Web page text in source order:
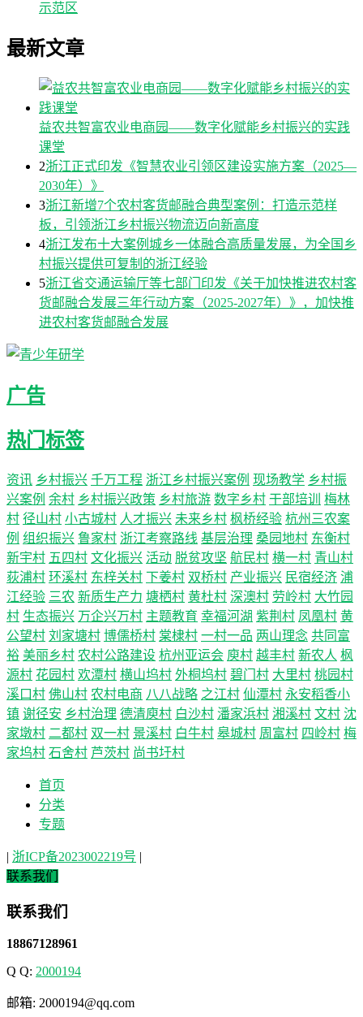
示范区
最新文章
益农共智富农业电商园——数字化赋能乡村振兴的实践
课堂
2浙江正式印发《智慧农业引领区建设实施方案（2025—
2030年）》
3浙江新增7个农村客货邮融合典型案例：打造示范样
板，引领浙江乡村振兴物流迈向新高度
4浙江发布十大案例城乡一体融合高质量发展，为全国乡
村振兴提供可复制的浙江经验
5浙江省交通运输厅等七部门印发《关于加快推进农村客
货邮融合发展三年行动方案（2025-2027年）》，加快推
进农村客货邮融合发展
广告
热门标签
资讯 乡村振兴 千万工程 浙江乡村振兴案例 现场教学 乡村振
兴案例 余村 乡村振兴政策 乡村旅游 数字乡村 干部培训
梅林
村 径山村 小古城村 人才振兴 未来乡村 枫桥经验 杭州三农案
例 组织振兴 鲁家村 浙江考察路线 基层治理 桑园地村 东衡村
新宇村 五四村 文化振兴 活动 脱贫攻坚 航民村 横一村 青山村
荻浦村 环溪村 东梓关村 下姜村 双桥村 产业振兴 民宿经济 浦
江经验 三农 新质生产力 塘栖村 黄杜村 深澳村 劳岭村 大竹园
村 生态振兴 万企兴万村 主题教育 幸福河湖 紫荆村 凤凰村 黄
公望村 刘家塘村 博儒桥村 棠棣村 一村一品 两山理念 共同富
裕 美丽乡村 农村公路建设 杭州亚运会 庾村 越丰村 新农人 枫
源村 花园村 欢潭村 横山坞村 外桐坞村 碧门村 大里村 桃园村
溪口村 佛山村 农村电商 八八战略 之江村 仙潭村 永安稻香小
镇 谢径安 乡村治理 德清庾村 白沙村 潘家浜村 湘溪村 文村 沈
家墩村 二都村 双一村 景溪村 白牛村 皋城村 周富村 四岭村 梅
家坞村 石舍村 芦茨村 尚书圩村
首页
分类
专题
| 浙ICP备2023002219号 |
联系我们
联系我们
18867128961
Q Q: 2000194
邮箱: 2000194@qq.com